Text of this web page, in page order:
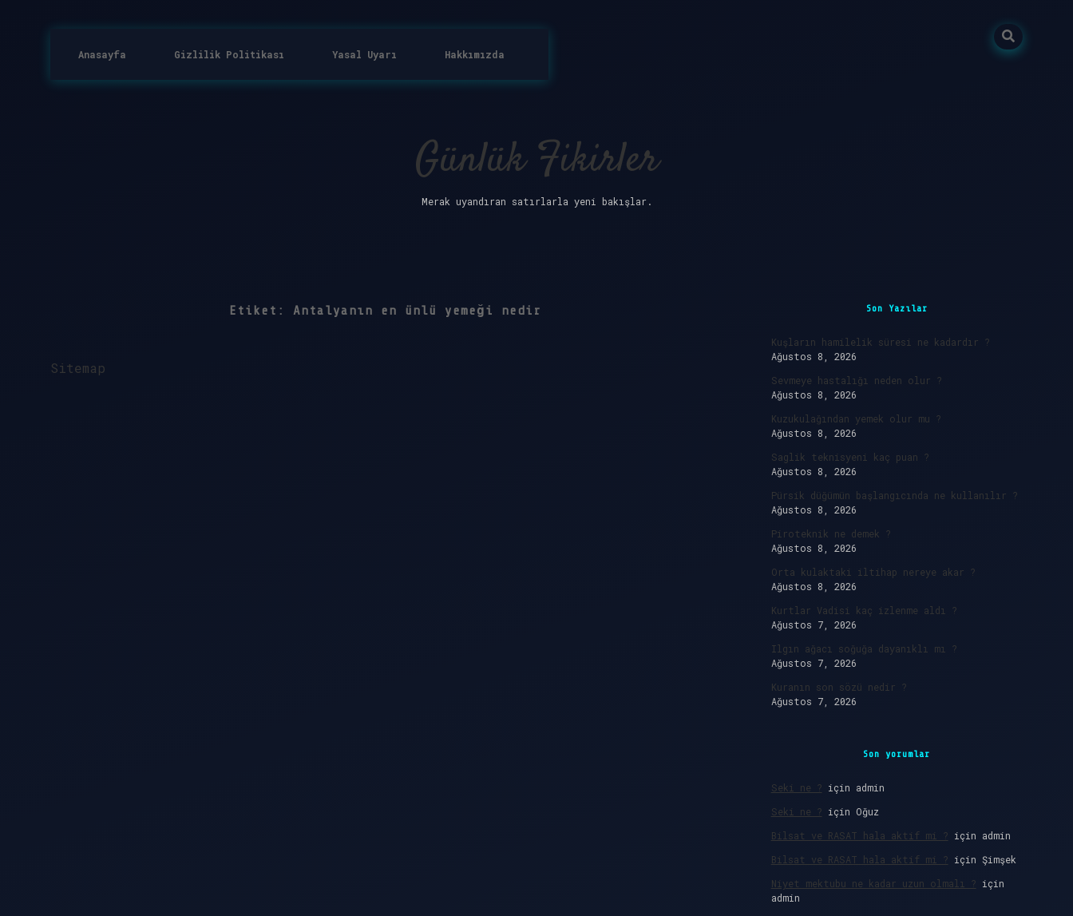
Anasayfa Gizlilik Politikası Yasal Uyarı Hakkımızda
Günlük Fikirler
Merak uyandıran satırlarla yeni bakışlar.
Etiket:Antalyanın en ünlü yemeği nedir
Sitemap
SidebarSon Yazılar
Kuşların hamilelik süresi ne kadardır ?
Ağustos 8, 2026
Sevmeye hastalığı neden olur ?
Ağustos 8, 2026
Kuzukulağından yemek olur mu ?
Ağustos 8, 2026
Saglik teknisyeni kaç puan ?
Ağustos 8, 2026
Pürsik düğümün başlangıcında ne kullanılır ?
Ağustos 8, 2026
Piroteknik ne demek ?
Ağustos 8, 2026
Orta kulaktaki iltihap nereye akar ?
Ağustos 8, 2026
Kurtlar Vadisi kaç izlenme aldı ?
Ağustos 7, 2026
Ilgın ağacı soğuğa dayanıklı mı ?
Ağustos 7, 2026
Kuranın son sözü nedir ?
Ağustos 7, 2026
Son yorumlar
Seki ne ? için admin
Seki ne ? için Oğuz
Bilsat ve RASAT hala aktif mi ? için admin
Bilsat ve RASAT hala aktif mi ? için Şimşek
Niyet mektubu ne kadar uzun olmalı ? için
admin